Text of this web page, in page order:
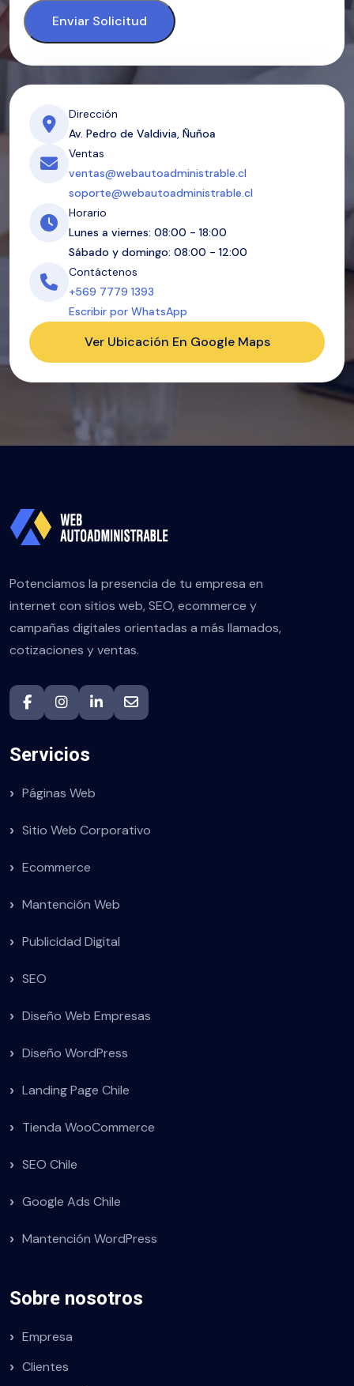
Enviar Solicitud
Dirección
Av. Pedro de Valdivia, Ñuñoa
Ventas
ventas@webautoadministrable.cl
soporte@webautoadministrable.cl
Horario
Lunes a viernes: 08:00 - 18:00
Sábado y domingo: 08:00 - 12:00
Contáctenos
+569 7779 1393
Escribir por WhatsApp
Ver Ubicación En Google Maps
Potenciamos la presencia de tu empresa en
internet con sitios web, SEO, ecommerce y
campañas digitales orientadas a más llamados,
cotizaciones y ventas.
Servicios
Páginas Web
Sitio Web Corporativo
Ecommerce
Mantención Web
Publicidad Digital
SEO
Diseño Web Empresas
Diseño WordPress
Landing Page Chile
Tienda WooCommerce
SEO Chile
Google Ads Chile
Mantención WordPress
Sobre nosotros
Empresa
Clientes